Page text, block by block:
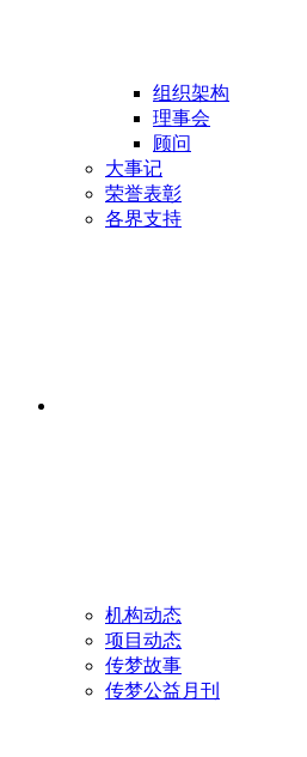
组织架构
理事会
顾问
大事记
荣誉表彰
各界支持
机构动态
项目动态
传梦故事
传梦公益月刊